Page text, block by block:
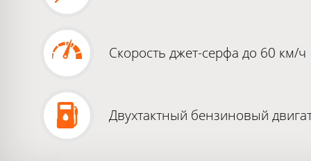
Скорость джет-серфа до 60 км/ч
Двухтактный бензиновый